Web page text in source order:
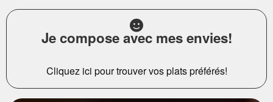
Je compose avec mes envies!
Cliquez ici pour trouver vos plats préférés!